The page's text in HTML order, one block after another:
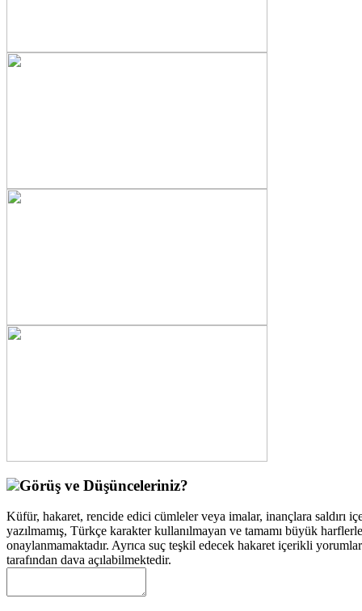
Görüş ve Düşünceleriniz?
Küfür, hakaret, rencide edici cümleler veya imalar, inançlara saldırı
yazılmamış, Türkçe karakter kullanılmayan ve tamamı büyük
onaylanmamaktadır. Ayrıca suç teşkil edecek hakaret içerikli
tarafından dava açılabilmektedir.